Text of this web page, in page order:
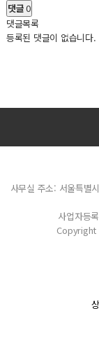
댓글0
댓글목록
등록된 댓글이 없습니다.
사무실 주소: 서울특별
사업자등